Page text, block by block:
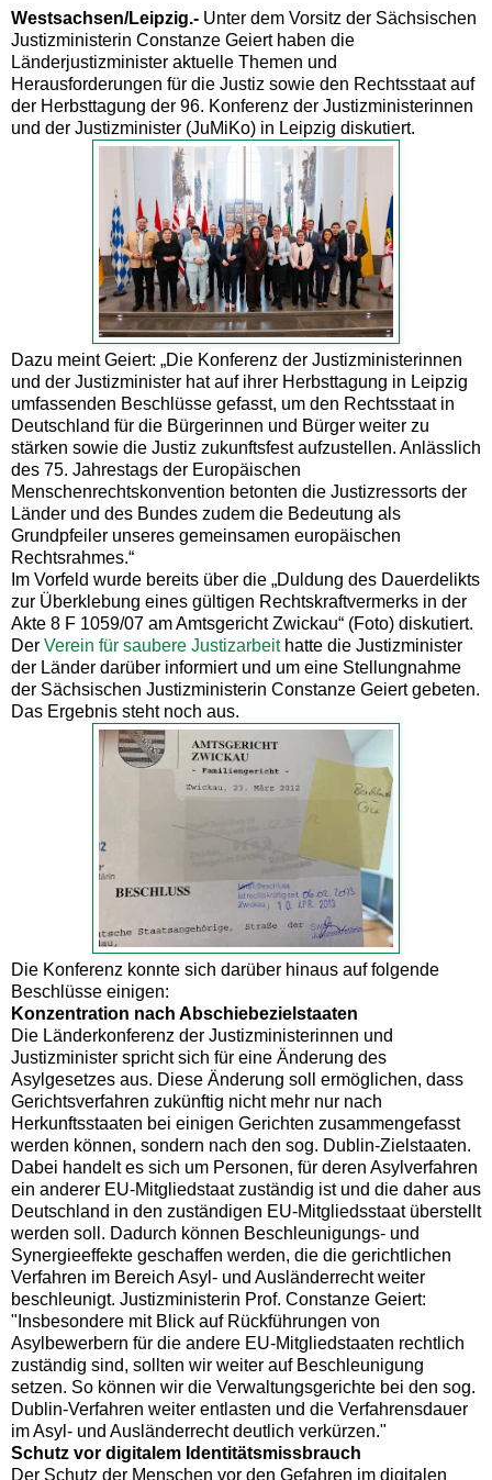
Westsachsen/Leipzig.- Unter dem Vorsitz der Sächsischen
Justizministerin Constanze Geiert haben die
Länderjustizminister aktuelle Themen und
Herausforderungen für die Justiz sowie den Rechtsstaat auf
der Herbsttagung der 96. Konferenz der Justizministerinnen
und der Justizminister (JuMiKo) in Leipzig diskutiert.
Dazu meint Geiert: „Die Konferenz der Justizministerinnen
und der Justizminister hat auf ihrer Herbsttagung in Leipzig
umfassenden Beschlüsse gefasst, um den Rechtsstaat in
Deutschland für die Bürgerinnen und Bürger weiter zu
stärken sowie die Justiz zukunftsfest aufzustellen. Anlässlich
des 75. Jahrestags der Europäischen
Menschenrechtskonvention betonten die Justizressorts der
Länder und des Bundes zudem die Bedeutung als
Grundpfeiler unseres gemeinsamen europäischen
Rechtsrahmes.“
Im Vorfeld wurde bereits über die „Duldung des Dauerdelikts
zur Überklebung eines gültigen Rechtskraftvermerks in der
Akte 8 F 1059/07 am Amtsgericht Zwickau“ (Foto) diskutiert.
Der Verein für saubere Justizarbeithatte die Justizminister
der Länder darüber informiert und um eine Stellungnahme
der Sächsischen Justizministerin Constanze Geiert gebeten.
Das Ergebnis steht noch aus.
Die Konferenz konnte sich darüber hinaus auf folgende
Beschlüsse einigen:
Konzentration nach Abschiebezielstaaten
Die Länderkonferenz der Justizministerinnen und
Justizminister spricht sich für eine Änderung des
Asylgesetzes aus. Diese Änderung soll ermöglichen, dass
Gerichtsverfahren zukünftig nicht mehr nur nach
Herkunftsstaaten bei einigen Gerichten zusammengefasst
werden können, sondern nach den sog. Dublin-Zielstaaten.
Dabei handelt es sich um Personen, für deren Asylverfahren
ein anderer EU-Mitgliedstaat zuständig ist und die daher aus
Deutschland in den zuständigen EU-Mitgliedsstaat überstellt
werden soll. Dadurch können Beschleunigungs- und
Synergieeffekte geschaffen werden, die die gerichtlichen
Verfahren im Bereich Asyl- und Ausländerrecht weiter
beschleunigt. Justizministerin Prof. Constanze Geiert:
"Insbesondere mit Blick auf Rückführungen von
Asylbewerbern für die andere EU-Mitgliedstaaten rechtlich
zuständig sind, sollten wir weiter auf Beschleunigung
setzen. So können wir die Verwaltungsgerichte bei den sog.
Dublin-Verfahren weiter entlasten und die Verfahrensdauer
im Asyl- und Ausländerrecht deutlich verkürzen."
Schutz vor digitalem Identitätsmissbrauch
Der Schutz der Menschen vor den Gefahren im digitalen